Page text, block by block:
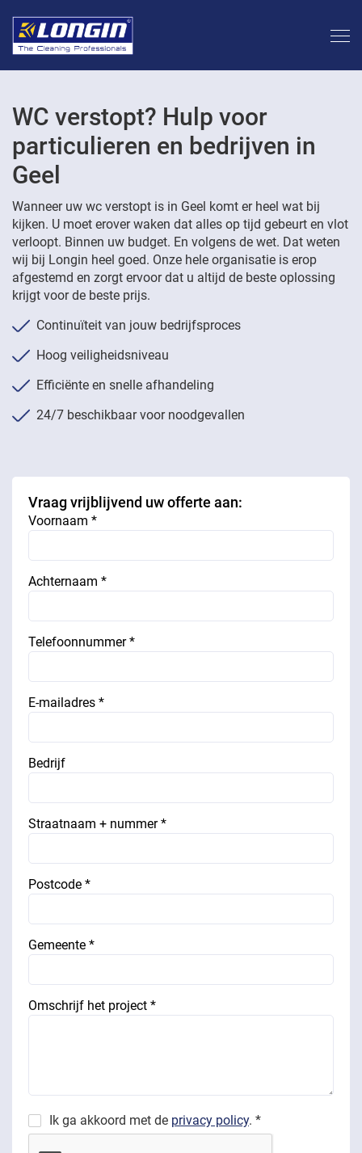
WC verstopt? Hulp voor
particulieren en bedrijven in
Geel
Wanneer uw wc verstopt is in Geel komt er heel wat bij
kijken. U moet erover waken dat alles op tijd gebeurt en vlot
verloopt. Binnen uw budget. En volgens de wet. Dat weten
wij bij Longin heel goed. Onze hele organisatie is erop
afgestemd en zorgt ervoor dat u altijd de beste oplossing
krijgt voor de beste prijs.
Continuïteit van jouw bedrijfsproces
Hoog veiligheidsniveau
Efficiënte en snelle afhandeling
24/7 beschikbaar voor noodgevallen
Vraag vrijblijvend uw offerte aan:
Voornaam *
Achternaam *
Telefoonnummer *
E-mailadres *
Bedrijf
Straatnaam + nummer *
Postcode *
Gemeente *
Omschrijf het project *
Ik ga akkoord met de privacy policy. *